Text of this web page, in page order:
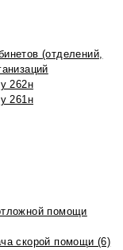
(отделений,
262н
261н
помощи
скорой помощи (6)